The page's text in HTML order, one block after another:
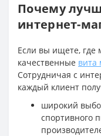
Почему
интернет-
Если вы ищете, где
качественные
Сотрудничая с
каждый клиент
широкий
спортивного